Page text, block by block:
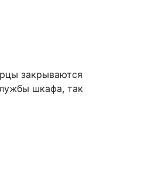
закрываются
шкафа, так